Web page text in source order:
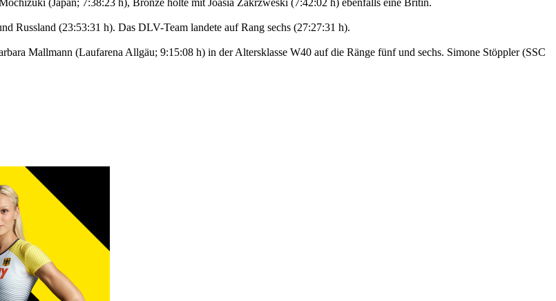
(Japan; 7:38:23 h), Bronze holte mit Joasia Zakrzweski (7:42:02 h) ebenfalls eine Britin.
Russland (23:53:31 h). Das DLV-Team landete auf Rang sechs (27:27:31 h).
Mallmann (Laufarena Allgäu; 9:15:08 h) in der Altersklasse W40 auf die Ränge fünf und sechs. Simone Stöppler (SSC